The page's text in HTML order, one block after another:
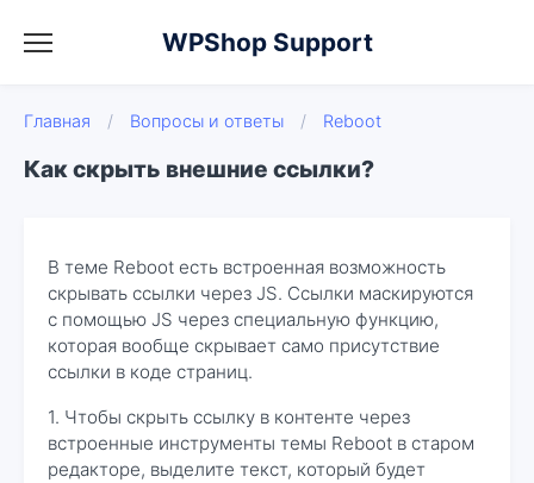
WPShop Support
Главная / Вопросы и ответы / Reboot
Как скрыть внешние ссылки?
В теме Reboot есть встроенная возможность
скрывать ссылки через JS. Ссылки маскируются
с помощью JS через специальную функцию,
которая вообще скрывает само присутствие
ссылки в коде страниц.
1. Чтобы скрыть ссылку в контенте через
встроенные инструменты темы Reboot в старом
редакторе, выделите текст, который будет